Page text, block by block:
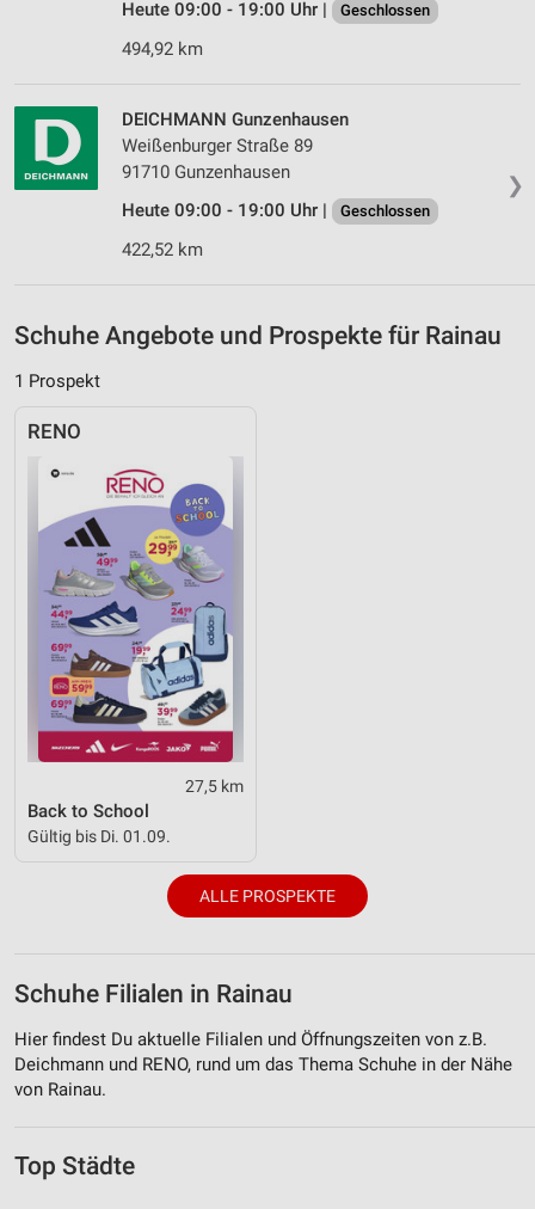
Heute 09:00 - 19:00 Uhr | Geschlossen
494,92 km
❯
DEICHMANN Gunzenhausen
Weißenburger Straße 89
91710 Gunzenhausen
Heute 09:00 - 19:00 Uhr |
Geschlossen
422,52 km
Schuhe Angebote und Prospekte für Rainau
1 Prospekt
RENO
27,5 km
Back to School
Gültig bis Di. 01.09.
ALLE PROSPEKTE
Schuhe Filialen in Rainau
Hier findest Du aktuelle Filialen und Öffnungszeiten von z.B.
Deichmann und RENO, rund um das Thema Schuhe in der Nähe
von Rainau.
Top Städte
Performance
Werbung